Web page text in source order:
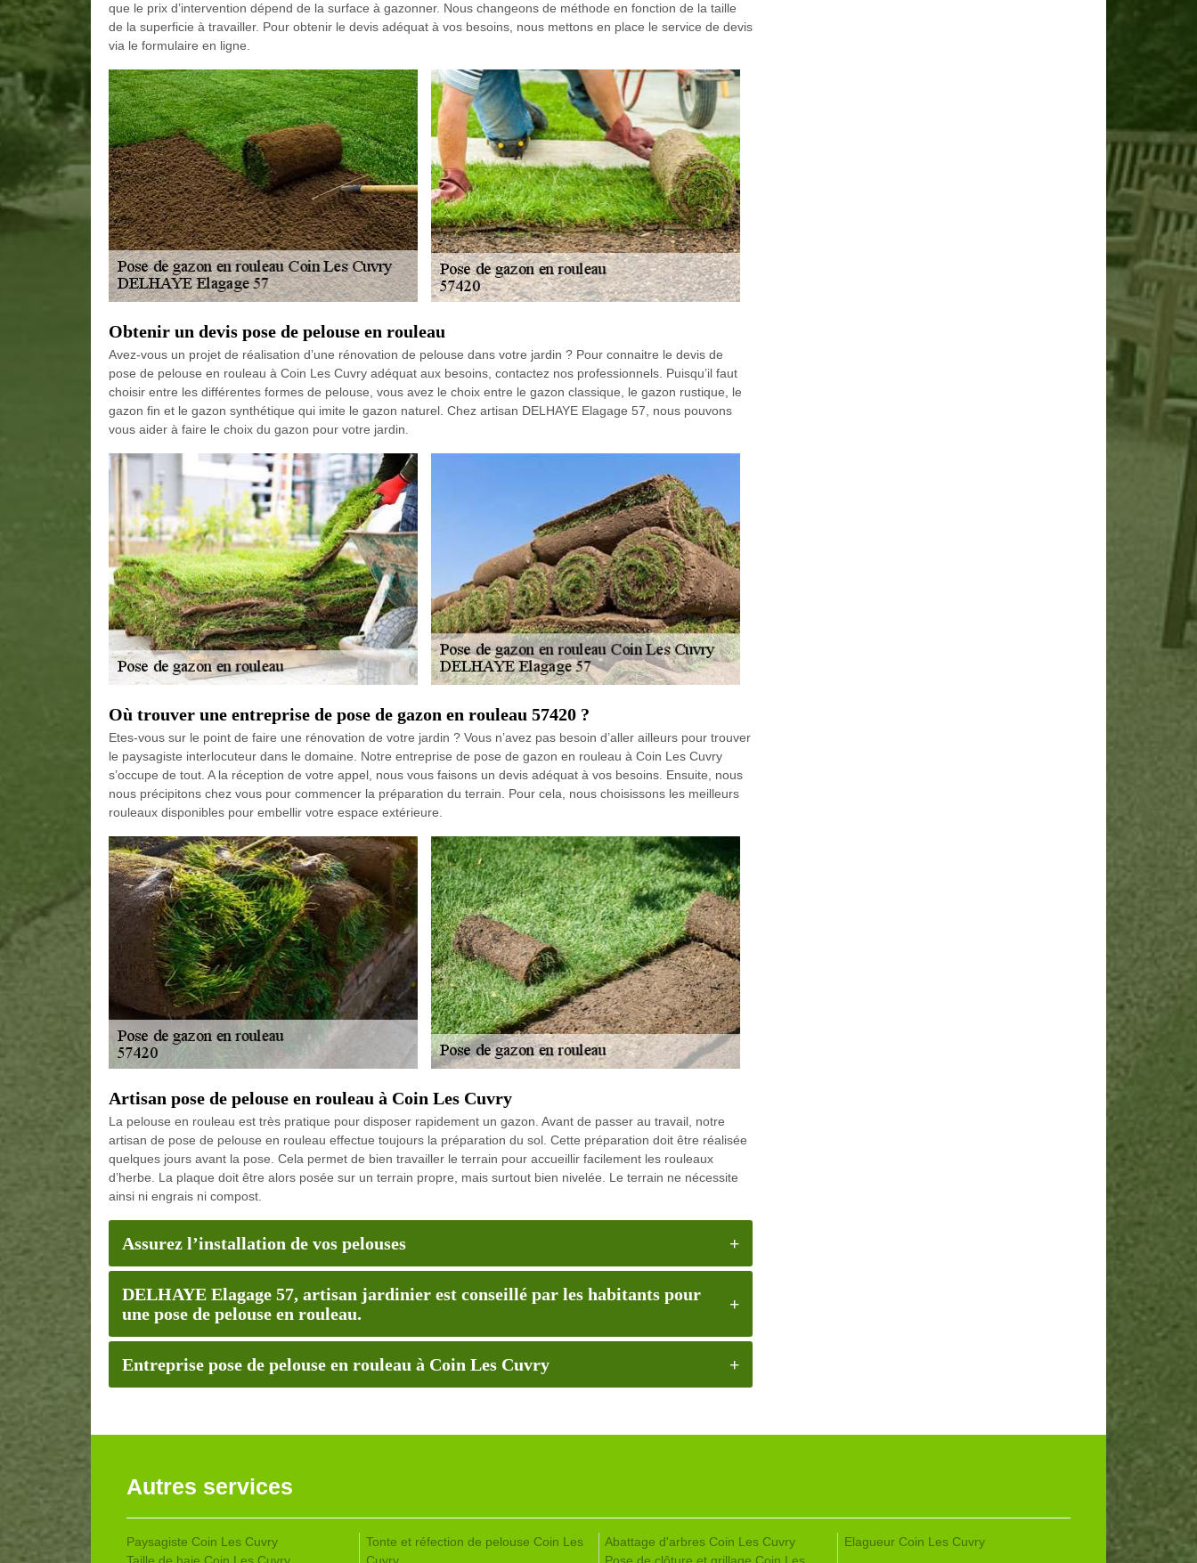
que le prix d’intervention dépend de la surface à gazonner. Nous changeons de méthode en fonction de la taille
de la superficie à travailler. Pour obtenir le devis adéquat à vos besoins, nous mettons en place le service de devis
via le formulaire en ligne.
Obtenir un devis pose de pelouse en rouleau
Avez-vous un projet de réalisation d’une rénovation de pelouse dans votre jardin ? Pour connaitre le devis de
pose de pelouse en rouleau à Coin Les Cuvry adéquat aux besoins, contactez nos professionnels. Puisqu’il faut
choisir entre les différentes formes de pelouse, vous avez le choix entre le gazon classique, le gazon rustique, le
gazon fin et le gazon synthétique qui imite le gazon naturel. Chez artisan DELHAYE Elagage 57, nous pouvons
vous aider à faire le choix du gazon pour votre jardin.
Où trouver une entreprise de pose de gazon en rouleau 57420 ?
Etes-vous sur le point de faire une rénovation de votre jardin ? Vous n’avez pas besoin d’aller ailleurs pour trouver
le paysagiste interlocuteur dans le domaine. Notre entreprise de pose de gazon en rouleau à Coin Les Cuvry
s’occupe de tout. A la réception de votre appel, nous vous faisons un devis adéquat à vos besoins. Ensuite, nous
nous précipitons chez vous pour commencer la préparation du terrain. Pour cela, nous choisissons les meilleurs
rouleaux disponibles pour embellir votre espace extérieure.
Artisan pose de pelouse en rouleau à Coin Les Cuvry
La pelouse en rouleau est très pratique pour disposer rapidement un gazon. Avant de passer au travail, notre
artisan de pose de pelouse en rouleau effectue toujours la préparation du sol. Cette préparation doit être réalisée
quelques jours avant la pose. Cela permet de bien travailler le terrain pour accueillir facilement les rouleaux
d’herbe. La plaque doit être alors posée sur un terrain propre, mais surtout bien nivelée. Le terrain ne nécessite
ainsi ni engrais ni compost.
Assurez l’installation de vos pelouses
DELHAYE Elagage 57, artisan jardinier est conseillé par les habitants pour
une pose de pelouse en rouleau.
Entreprise pose de pelouse en rouleau à Coin Les Cuvry
Autres services
Paysagiste Coin Les Cuvry
Taille de haie Coin Les Cuvry
Tonte et réfection de pelouse Coin Les
Cuvry
Abattage d'arbres Coin Les Cuvry
Pose de clôture et grillage Coin Les
Elagueur Coin Les Cuvry